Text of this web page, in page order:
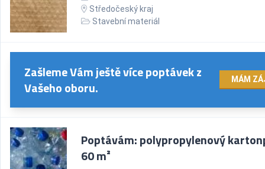
Středočeský kraj
Stavební materiál
Zašleme Vám ještě více poptávek z
Vašeho oboru.
MÁM
Poptávám: polypropylenový
60 m²